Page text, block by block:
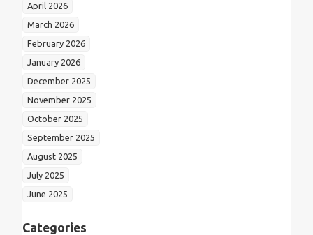
April 2026
March 2026
February 2026
January 2026
December 2025
November 2025
October 2025
September 2025
August 2025
July 2025
June 2025
Categories